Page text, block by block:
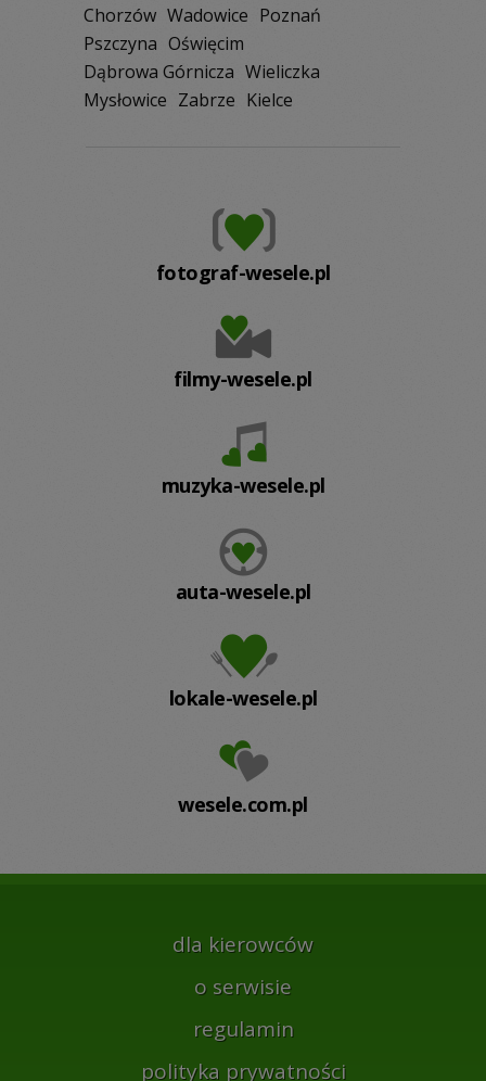
Chorzów Wadowice Poznań
Pszczyna Oświęcim
Dąbrowa Górnicza Wieliczka
Mysłowice Zabrze Kielce
fotograf-wesele.pl
filmy-wesele.pl
muzyka-wesele.pl
auta-wesele.pl
lokale-wesele.pl
wesele.com.pl
dla kierowców
o serwisie
regulamin
polityka prywatności